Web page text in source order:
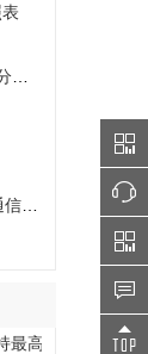
最高 80A、300V